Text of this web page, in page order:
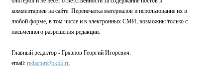
комментариев на сайте. Перепечатка материалов и использование их в
любой форме, в том числе и в электронных СМИ, возможны только с
письменного разрешения редакции.
Главный редактор - Грязнов Георгий Игоревич.
email: redactor@bk55.ru